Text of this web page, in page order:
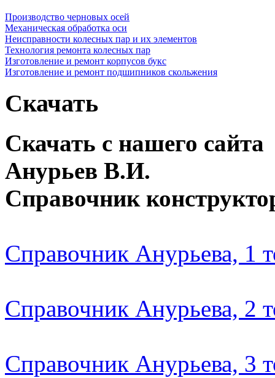
Производство черновых осей
Механическая обработка оси
Неисправности колесных пар и их элементов
Технология ремонта колесных пар
Изготовление и ремонт корпусов букс
Изготовление и ремонт подшипников скольжения
Скачать
Скачать с нашего сайта
Анурьев В.И.
Справочник
Справочник Анурьева, 1
Справочник Анурьева, 2
Справочник Анурьева, 3